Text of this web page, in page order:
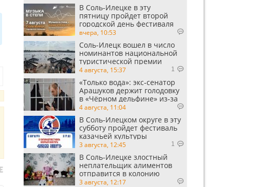
В Соль-Илецке в эту
пятницу пройдет второй
городской день фестиваля
«Музыка в степи»
вчера, 10:53
Соль-Илецк вошел в число
номинантов национальной
туристической премии
Russian Traveler Awards
4 августа, 15:37 1
«Только вода»: экс‑сенатор
Арашуков держит голодовку
в «Чёрном дельфине» из‑за
духоты на рабочем месте
4 августа, 11:04
В Соль-Илецком округе в эту
субботу пройдет фестиваль
казачьей культуры
3 августа, 12:45 1
В Соль-Илецке злостный
неплательщик алиментов
отправится в колонию
строгого режима
3 августа, 12:17